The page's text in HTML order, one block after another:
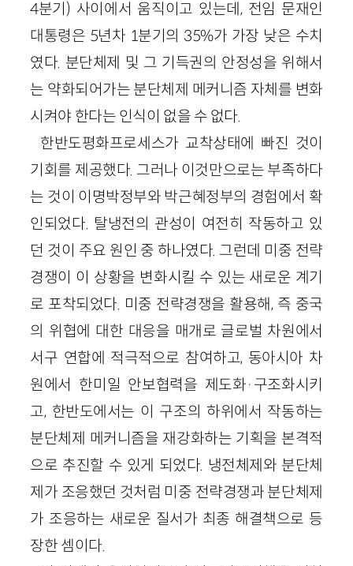
4분기) 사이에서 움직이고 있는데, 전임 문재인
대통령은 5년차 1분기의 35%가 가장 낮은 수치
였다. 분단체제 및 그 기득권의 안정성을 위해서
는 약화되어가는 분단체제 메커니즘 자체를 변화
시켜야 한다는 인식이 없을 수 없다.
한반도평화프로세스가 교착상태에 빠진 것이
기회를 제공했다. 그러나 이것만으로는 부족하다
는 것이 이명박정부와 박근혜정부의 경험에서 확
인되었다. 탈냉전의 관성이 여전히 작동하고 있
던 것이 주요 원인 중 하나였다. 그런데 미중 전략
경쟁이 이 상황을 변화시킬 수 있는 새로운 계기
로 포착되었다. 미중 전략경쟁을 활용해, 즉 중국
의 위협에 대한 대응을 매개로 글로벌 차원에서
서구 연합에 적극적으로 참여하고, 동아시아 차
원에서 한미일 안보협력을 제도화·구조화시키
고, 한반도에서는 이 구조의 하위에서 작동하는
분단체제 메커니즘을 재강화하는 기획을 본격적
으로 추진할 수 있게 되었다. 냉전체제와 분단체
제가 조응했던 것처럼 미중 전략경쟁과 분단체제
가 조응하는 새로운 질서가 최종 해결책으로 등
장한 셈이다.